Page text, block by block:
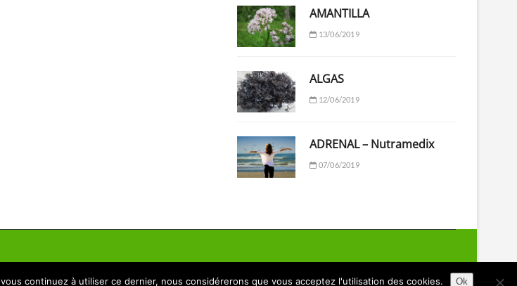
AMANTILLA
13/06/2019
ALGAS
12/06/2019
ADRENAL – Nutramedix
07/06/2019
continuez à utiliser ce dernier, nous considérerons que vous acceptez l'utilisation des cookies. Ok